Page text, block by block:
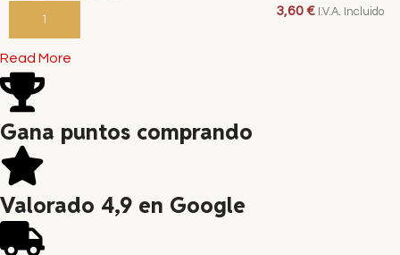
AÑADIR AL CARRITO
3,60€ I.V.A. Incluido
Read More
Gana puntos comprando
Valorado 4,9 en Google